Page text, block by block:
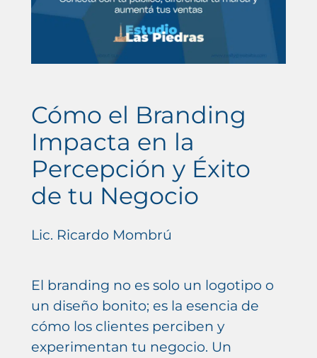
Cómo el Branding
Impacta en la
Percepción y Éxito
de tu Negocio
Lic. Ricardo Mombrú
El branding no es solo un logotipo o
un diseño bonito; es la esencia de
cómo los clientes perciben y
experimentan tu negocio. Un